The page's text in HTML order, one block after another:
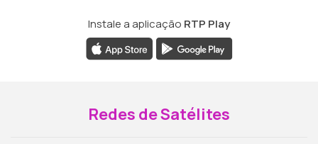
Instale a aplicação RTP Play
Redes de Satélites